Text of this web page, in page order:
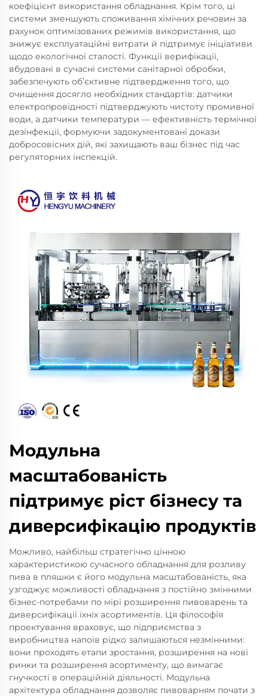
коефіцієнт використання обладнання. Крім того, ці
системи зменшують споживання хімічних речовин за
рахунок оптимізованих режимів використання, що
знижує експлуатаційні витрати й підтримує ініціативи
щодо екологічної сталості. Функції верифікації,
вбудовані в сучасні системи санітарної обробки,
забезпечують об’єктивне підтвердження того, що
очищення досягло необхідних стандартів: датчики
електропровідності підтверджують чистоту промивної
води, а датчики температури — ефективність термічної
дезінфекції, формуючи задокументовані докази
добросовісних дій, які захищають ваш бізнес під час
регуляторних інспекцій.
Модульна
масштабованість
підтримує ріст бізнесу та
диверсифікацію продуктів
Можливо, найбільш стратегічно цінною
характеристикою сучасного обладнання для розливу
пива в пляшки є його модульна масштабованість, яка
узгоджує можливості обладнання з постійно змінними
бізнес-потребами по мірі розширення пивоварень та
диверсифікації їхніх асортиментів. Ця філософія
проектування враховує, що підприємства з
виробництва напоїв рідко залишаються незмінними:
вони проходять етапи зростання, розширення на нові
ринки та розширення асортименту, що вимагає
гнучкості в операційній діяльності. Модульна
архітектура обладнання дозволяє пивоварням почати з